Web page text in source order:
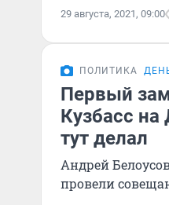
29 августа, 2021, 09:00
ПОЛИТИКА
Первый
Кузбасс
тут делал
Андрей
провели